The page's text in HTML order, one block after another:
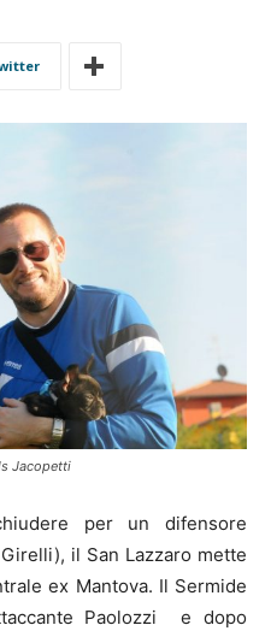
Jacopetti
per un difensore
il San Lazzaro mette
ex Mantova. Il Sermide
Paolozzi e dopo